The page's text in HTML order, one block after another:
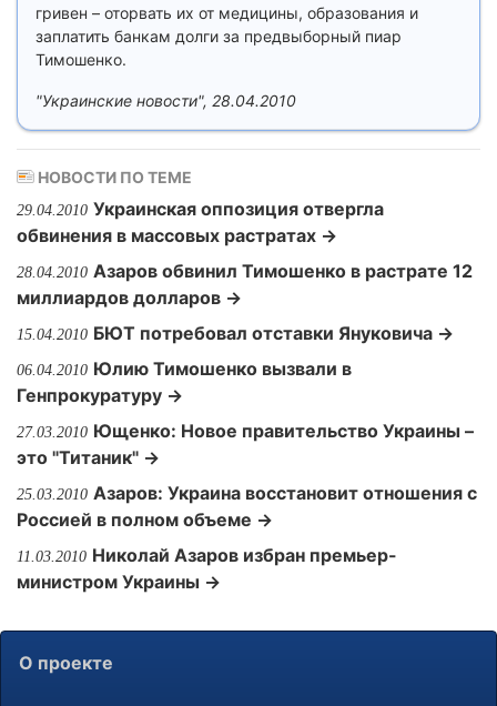
гривен – оторвать их от медицины, образования и
заплатить банкам долги за предвыборный пиар
Тимошенко.
"Украинские новости", 28.04.2010
НОВОСТИ ПО ТЕМЕ
29.04.2010 Украинская оппозиция отвергла
обвинения в массовых растратах →
28.04.2010 Азаров обвинил Тимошенко в растрате 12
миллиардов долларов →
15.04.2010 БЮТ потребовал отставки Януковича →
06.04.2010 Юлию Тимошенко вызвали в
Генпрокуратуру →
27.03.2010 Ющенко: Новое правительство Украины –
это "Титаник" →
25.03.2010 Азаров: Украина восстановит отношения с
Россией в полном объеме →
11.03.2010 Николай Азаров избран премьер-
министром Украины →
О проекте